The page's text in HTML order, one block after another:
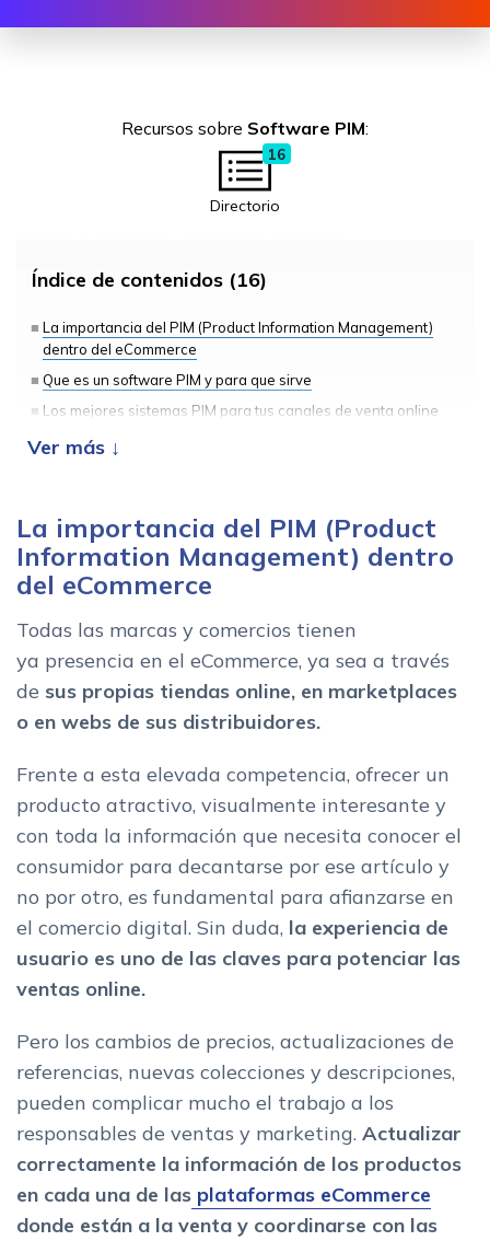
Recursos sobre Software PIM:
16
Directorio
Índice de contenidos (16)
La importancia del PIM (Product Information Management)
dentro del eCommerce
Que es un software PIM y para que sirve
Los mejores sistemas PIM para tus canales de venta online
Sales Layer
Bluestone PIM
Como funciona el software PIM: conectores
Gestionar la informacion de producto en el PIM
La importancia del PIM (Product
Information Management) dentro
del eCommerce
Todas las marcas y comercios tienen
ya presencia en el eCommerce, ya sea a través
de sus propias tiendas online, en marketplaces
o en webs de sus distribuidores.
Frente a esta elevada competencia, ofrecer un
producto atractivo, visualmente interesante y
con toda la información que necesita conocer el
consumidor para decantarse por ese artículo y
no por otro, es fundamental para afianzarse en
el comercio digital. Sin duda, la experiencia de
usuario es uno de las claves para potenciar las
ventas online.
Pero los cambios de precios, actualizaciones de
referencias, nuevas colecciones y descripciones,
pueden complicar mucho el trabajo a los
responsables de ventas y marketing. Actualizar
correctamente la información de los productos
en cada una de las plataformas eCommerce
donde están a la venta y coordinarse con las